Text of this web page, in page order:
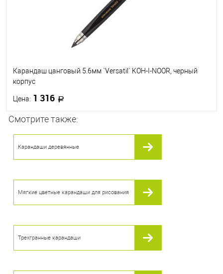
Карандаш цанговый 5.6мм `Versatil` KOH-I-NOOR, черный
корпус
Цена: 1 316
В наличии
Смотрите также:
Карандаши деревянные
Мягкие цветные карандаши для рисования
Трехгранные карандаши